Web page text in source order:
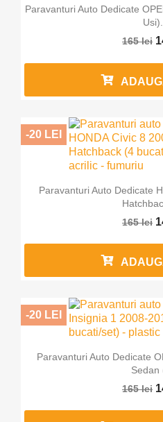
Paravanturi Auto Dedicate
165 lei
Paravanturi Auto Dedicate
165 lei
-20 LEI
Paravanturi Auto Dedicate
Sedan
165 lei
-20 LEI